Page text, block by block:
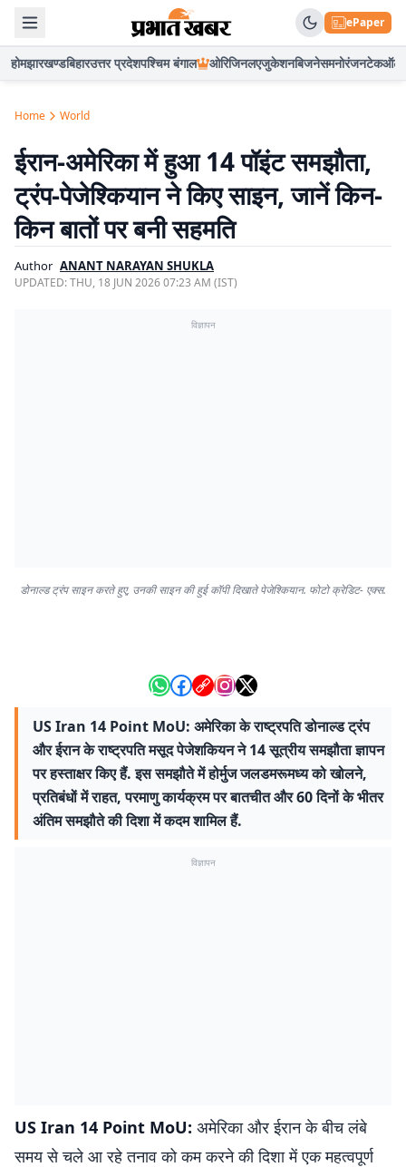
ePaper
होमझारखण्डबिहारउत्तर प्रदेशपश्चिम बंगाल ओरिजिनलएजुकेशनबिजनेसमनोरंजनटेकऑटो
Home World
ईरान-अमेरिका में हुआ 14 पॉइंट समझौता,
ट्रंप-पेजेश्कियान ने किए साइन, जानें किन-
किन बातों पर बनी सहमति
Author ANANT NARAYAN SHUKLA
UPDATED:THU, 18 JUN 2026 07:23 AM (IST)
विज्ञापन
डोनाल्ड ट्रंप साइन करते हुए, उनकी साइन की हुई कॉपी दिखाते पेजेश्कियान. फोटो क्रेडिट- एक्स.
US Iran 14 Point MoU: अमेरिका के राष्ट्रपति डोनाल्ड ट्रंप
और ईरान के राष्ट्रपति मसूद पेजेशकियन ने 14 सूत्रीय समझौता ज्ञापन
पर हस्ताक्षर किए हैं. इस समझौते में होर्मुज जलडमरूमध्य को खोलने,
प्रतिबंधों में राहत, परमाणु कार्यक्रम पर बातचीत और 60 दिनों के भीतर
अंतिम समझौते की दिशा में कदम शामिल हैं.
विज्ञापन
US Iran 14 Point MoU: अमेरिका और ईरान के बीच लंबे
समय से चले आ रहे तनाव को कम करने की दिशा में एक महत्वपूर्ण